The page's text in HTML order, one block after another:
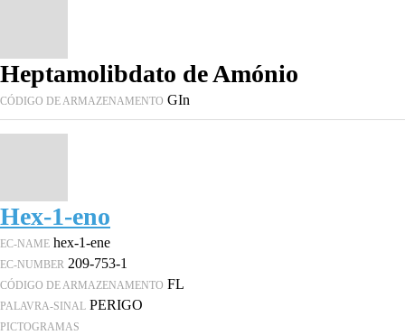
Heptamolibdato de Amónio
CÓDIGO DE ARMAZENAMENTO GIn
Hex-1-eno
EC-NAME hex-1-ene
EC-NUMBER 209-753-1
CÓDIGO DE ARMAZENAMENTO FL
PALAVRA-SINAL PERIGO
PICTOGRAMAS